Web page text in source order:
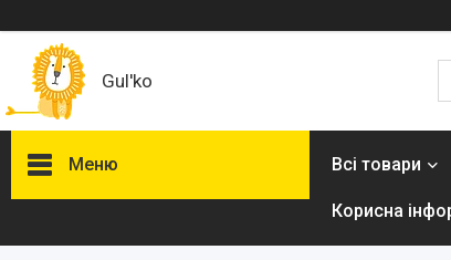
Gul'ko
Меню Всі товари
Корисна